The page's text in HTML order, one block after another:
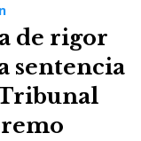
de rigor
sentencia